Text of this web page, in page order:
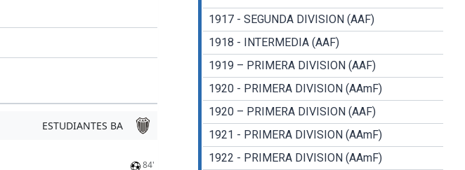
ESTUDIANTES BA
84'
1917 - SEGUNDA DIVISION (AAF)
1918 - INTERMEDIA (AAF)
1919 – PRIMERA DIVISION (AAF)
1920 - PRIMERA DIVISION (AAmF)
1920 – PRIMERA DIVISION (AAF)
1921 - PRIMERA DIVISION (AAmF)
1922 - PRIMERA DIVISION (AAmF)